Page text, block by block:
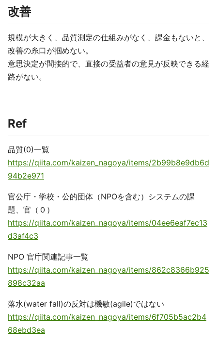
改善
規模が大きく、品質測定の仕組みがなく、課金もないと、
改善の糸口が掴めない。
意思決定が間接的で、直接の受益者の意見が反映できる経
路がない。
Ref
品質(0)一覧
https://qiita.com/kaizen_nagoya/items/2b99b8e9db6d
94b2e971
官公庁・学校・公的団体（NPOを含む）システムの課
題、官（０）
https://qiita.com/kaizen_nagoya/items/04ee6eaf7ec13
d3af4c3
NPO 官庁関連記事一覧
https://qiita.com/kaizen_nagoya/items/862c8366b925
898c32aa
落水(water fall)の反対は機敏(agile)ではない
https://qiita.com/kaizen_nagoya/items/6f705b5ac2b4
68ebd3ea